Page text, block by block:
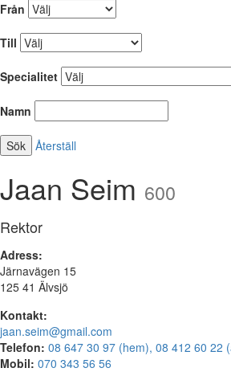
Från
Till
Specialitet
Namn
Återställ
Jaan Seim 600
Rektor
Adress:
Järnavägen 15
125 41 Älvsjö
Kontakt:
jaan.seim@gmail.com
Telefon: 08 647 30 97 (hem), 08 412 60 22
Mobil: 070 343 56 56